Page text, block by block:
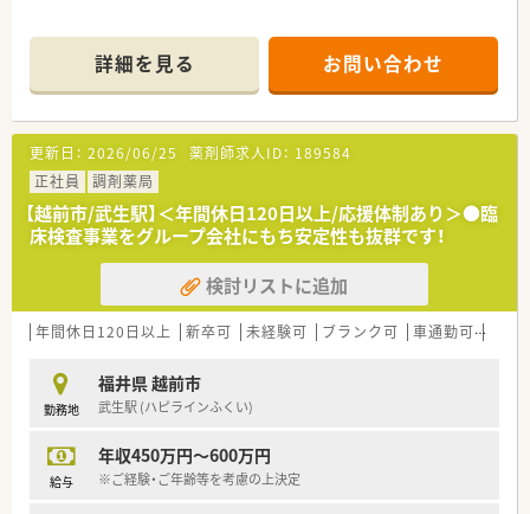
詳細を見る お問い合わせ
更新日： 2026/06/25 薬剤師求人ID： 189584
正社員
調剤薬局
【越前市/武生駅】＜年間休日120日以上/応援体制あり＞●臨
床検査事業をグループ会社にもち安定性も抜群です！
検討リストに追加
年間休日120日以上 新卒可 未経験可 ブランク可 車通勤可
勤務地
福井県 越前市
武生駅 (ハピラインふくい)
給与
年収450万円～600万円
※ご経験・ご年齢等を考慮の上決定